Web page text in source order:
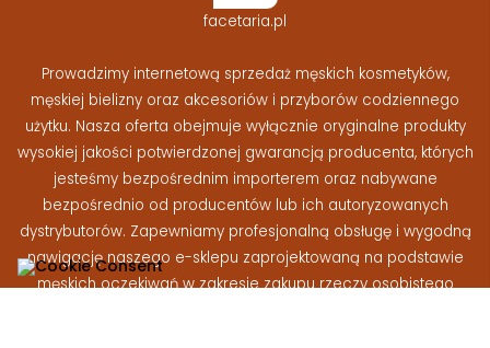
facetaria.pl
Prowadzimy internetową sprzedaż męskich kosmetyków,
męskiej bielizny oraz akcesoriów i przyborów codziennego
użytku. Nasza oferta obejmuje wyłącznie oryginalne produkty
wysokiej jakości potwierdzonej gwarancją producenta, których
jesteśmy bezpośrednim importerem oraz nabywane
bezpośrednio od producentów lub ich autoryzowanych
dystrybutorów. Zapewniamy profesjonalną obsługę i wygodną
nawigację naszego e-sklepu zaprojektowaną na podstawie
męskich oczekiwań w zakresie zakupu rzeczy osobistego